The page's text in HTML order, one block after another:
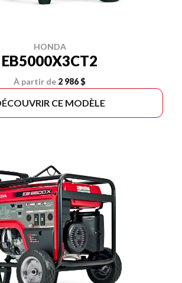
HONDA
EB5000X3CT2
À partir de 2 986 $
CE MODÈLE